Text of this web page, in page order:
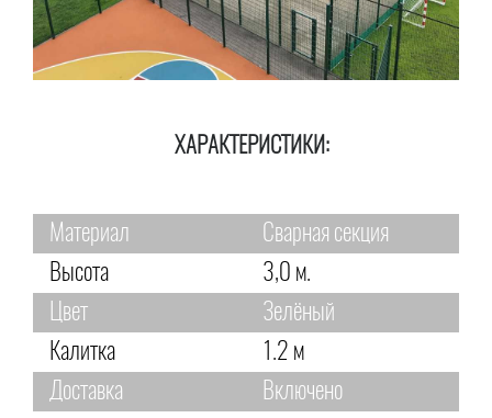
ХАРАКТЕРИСТИКИ:
Материал
Сварная секция
Высота
3,0 м.
Цвет
Зелёный
Калитка
1.2 м
Доставка
Включено